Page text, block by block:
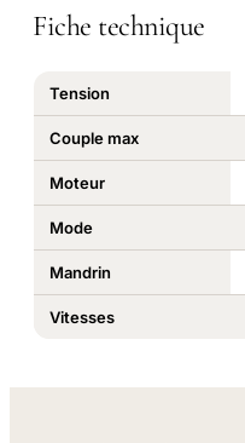
Fiche technique
Tension
Couple max
Moteur
Mode
Mandrin
Vitesses